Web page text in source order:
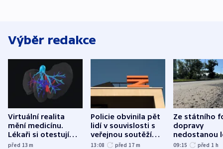
Výběr redakce
Virtuální realita
mění medicínu.
Lékaři si otestují
každý řez, říká
před 13m
Policie obvinila pět
lidí v souvislosti s
veřejnou soutěží
Správy železnic
13:08 před 17 m
Ze státního
dopravy
nedostanou
kraje na
09:15 před 1 h